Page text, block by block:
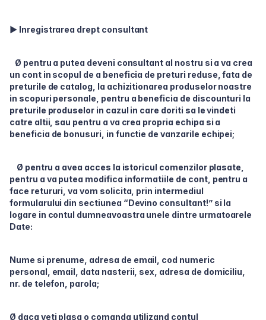
► Inregistrarea drept consultant
Ø pentru a putea deveni consultant al nostru si a va crea
un cont in scopul de a beneficia de preturi reduse, fata de
preturile de catalog, la achizitionarea produselor noastre
in scopuri personale, pentru a beneficia de discounturi la
preturile produselor in cazul in care doriti sa le vindeti
catre altii, sau pentru a va crea propria echipa si a
beneficia de bonusuri, in functie de vanzarile echipei;
Ø pentru a avea acces la istoricul comenzilor plasate,
pentru a va putea modifica informatiile de cont, pentru a
face retururi, va vom solicita, prin intermediul
formularului din sectiunea “Devino consultant!” si la
logare in contul dumneavoastra unele dintre urmatoarele
Date:
Nume si prenume, adresa de email, cod numeric
personal, email, data nasterii, sex, adresa de domiciliu,
nr. de telefon, parola;
Ø daca veti plasa o comanda utilizand contul